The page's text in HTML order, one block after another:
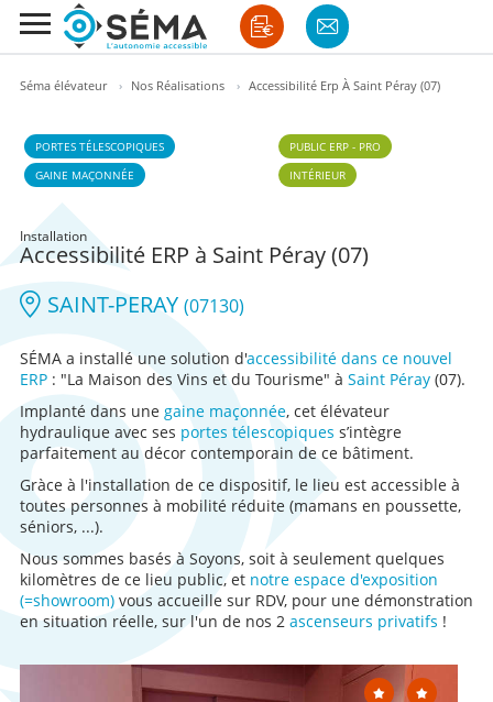
Séma élévateur › Nos Réalisations › Accessibilité Erp À Saint Péray (07)
PORTES TÉLESCOPIQUES
GAINE MAÇONNÉE
PUBLIC ERP - PRO
INTÉRIEUR
Installation
Accessibilité ERP à Saint Péray (07)
SAINT-PERAY (07130)
SÉMA a installé une solution d'accessibilité dans ce nouvel
ERP: "La Maison des Vins et du Tourisme" à Saint Péray(07).
Implanté dans une gaine maçonnée, cet élévateur
hydraulique avec ses portes télescopiques s’intègre
parfaitement au décor contemporain de ce bâtiment.
Gràce à l'installation de ce dispositif, le lieu est accessible à
toutes personnes à mobilité réduite (mamans en poussette,
séniors, ...).
Nous sommes basés à Soyons, soit à seulement quelques
kilomètres de ce lieu public, et notre espace d'exposition
(=showroom)vous accueille sur RDV, pour une démonstration
en situation réelle, sur l'un de nos 2 ascenseurs privatifs !